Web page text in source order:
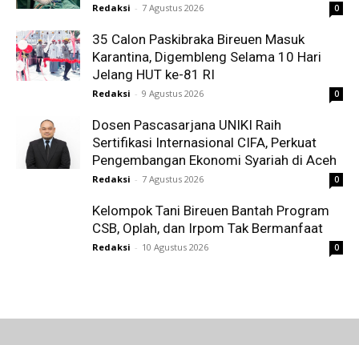
Redaksi - 7 Agustus 2026 0
35 Calon Paskibraka Bireuen Masuk
Karantina, Digembleng Selama 10 Hari
Jelang HUT ke-81 RI
Redaksi - 9 Agustus 2026 0
Dosen Pascasarjana UNIKI Raih
Sertifikasi Internasional CIFA, Perkuat
Pengembangan Ekonomi Syariah di Aceh
Redaksi - 7 Agustus 2026 0
Kelompok Tani Bireuen Bantah Program
CSB, Oplah, dan Irpom Tak Bermanfaat
Redaksi - 10 Agustus 2026 0